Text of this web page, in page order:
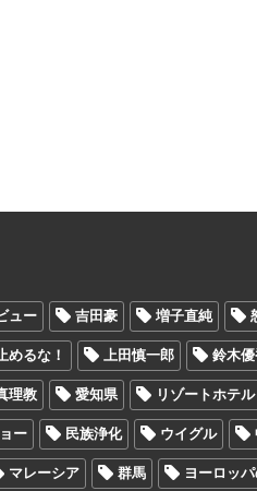
ュー 吉田豪 増子直純
めるな！ 上田慎一郎 鈴木
理教 愛知県 リゾートホテル
ー 民族浄化 ウイグル
マレーシア 群馬 ヨーロッ